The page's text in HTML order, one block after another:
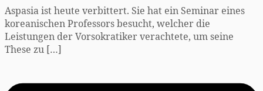
Aspasia ist heute verbittert. Sie hat ein Seminar eines
koreanischen Professors besucht, welcher die
Leistungen der Vorsokratiker verachtete, um seine
These zu […]